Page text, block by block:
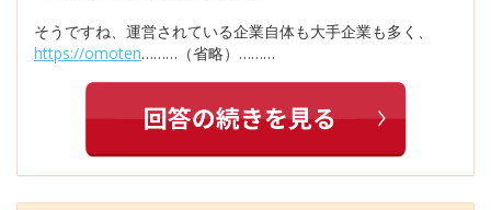
そうですね、運営されている企業自体も大手企業も多く、
https://omoten………（省略）………